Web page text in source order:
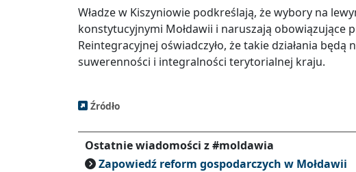
Władze w Kiszyniowie podkreślają, że wybory na
konstytucyjnymi Mołdawii i naruszają obowiązujące
Reintegracyjnej oświadczyło, że takie działania
suwerenności i integralności terytorialnej kraju.
Źródło
Ostatnie wiadomości z #moldawia
Zapowiedź reform gospodarczych w Mołdawii